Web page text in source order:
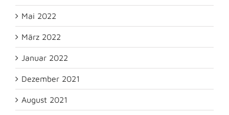
Mai 2022
März 2022
Januar 2022
Dezember 2021
August 2021